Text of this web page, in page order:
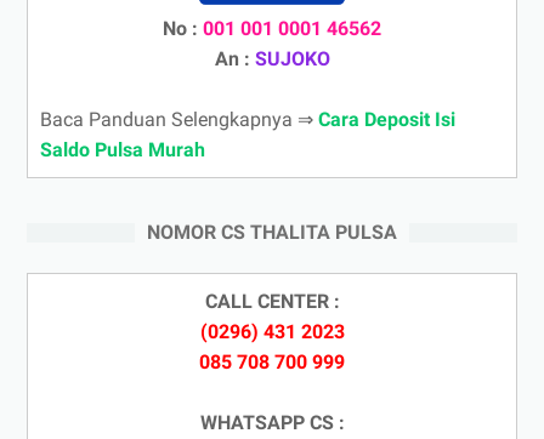
No : 001 001 0001 46562
An : SUJOKO
Baca Panduan Selengkapnya ⇒ Cara Deposit Isi
Saldo Pulsa Murah
NOMOR CS THALITA PULSA
CALL CENTER :
(0296) 431 2023
085 708 700 999
WHATSAPP CS :